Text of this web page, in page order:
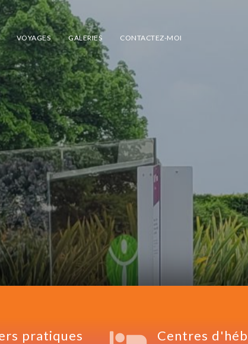
VOYAGES GALERIES CONTACTEZ-MOI
pratiques Centres